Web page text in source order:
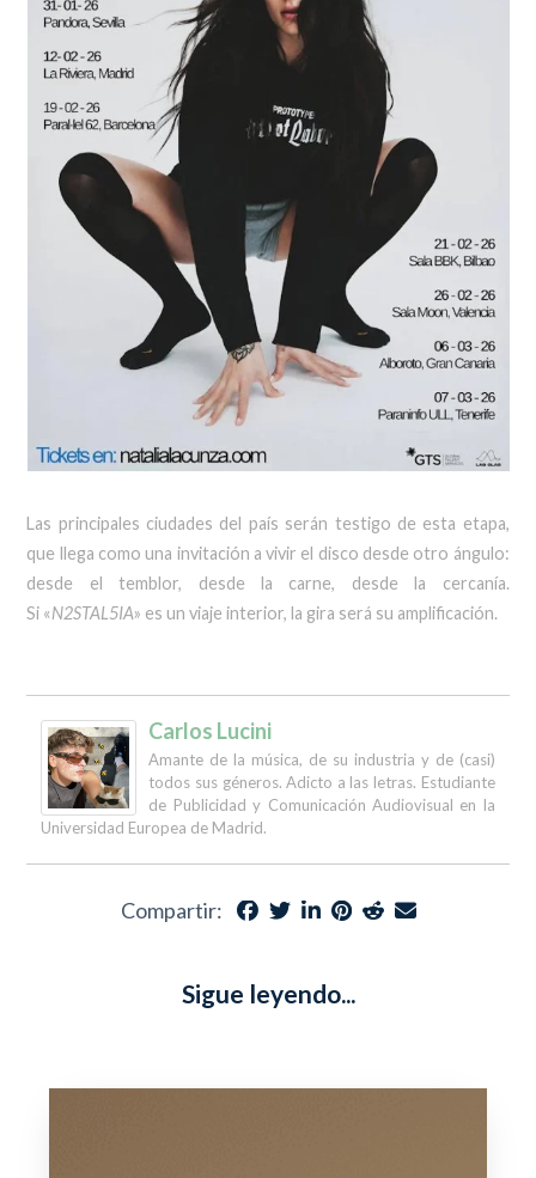
Las principales ciudades del país serán testigo de esta etapa,
que llega como una invitación a vivir el disco desde otro ángulo:
desde el temblor, desde la carne, desde la cercanía.
Si «N2STAL5IA» es un viaje interior, la gira será su amplificación.
Carlos Lucini
Amante de la música, de su industria y de (casi)
todos sus géneros. Adicto a las letras. Estudiante
de Publicidad y Comunicación Audiovisual en la
Universidad Europea de Madrid.
Compartir:
Sigue leyendo...